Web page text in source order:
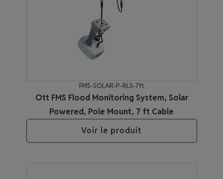
FMS-SOLAR-P-RLS-7ft
Ott FMS Flood Monitoring System, Solar
Powered, Pole Mount, 7 ft Cable
Voir le produit